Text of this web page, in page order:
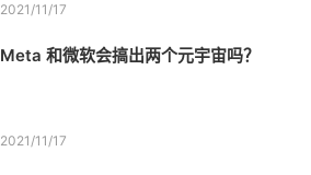
2021/11/17
Meta 和微软会搞出两个元宇宙吗？
2021/11/17